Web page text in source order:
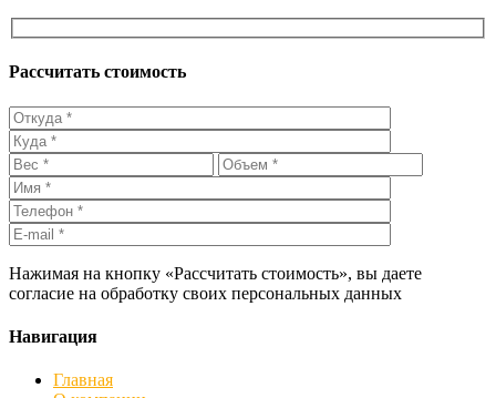
Рассчитать стоимость
Нажимая на кнопку «Рассчитать стоимость», вы даете
согласие на обработку своих персональных данных
Навигация
Главная